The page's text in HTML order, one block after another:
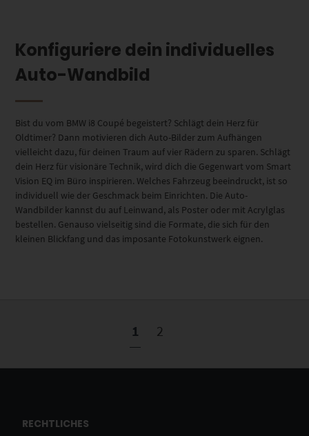
Konfiguriere dein individuelles
Auto-Wandbild
Bist du vom BMW i8 Coupé begeistert? Schlägt dein Herz für
Oldtimer? Dann motivieren dich Auto-Bilder zum Aufhängen
vielleicht dazu, für deinen Traum auf vier Rädern zu sparen. Schlägt
dein Herz für visionäre Technik, wird dich die Gegenwart vom Smart
Vision EQ im Büro inspirieren. Welches Fahrzeug beeindruckt, ist so
individuell wie der Geschmack beim Einrichten. Die Auto-
Wandbilder kannst du auf Leinwand, als Poster oder mit Acrylglas
bestellen. Genauso vielseitig sind die Formate, die sich für den
kleinen Blickfang und das imposante Fotokunstwerk eignen.
1 2
RECHTLICHES